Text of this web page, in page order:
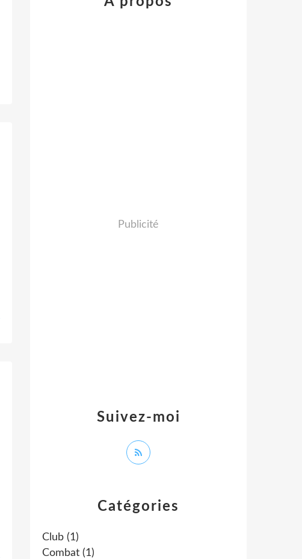
Catégories
Club (1)
Combat (1)
Suivez-moi
Publicité